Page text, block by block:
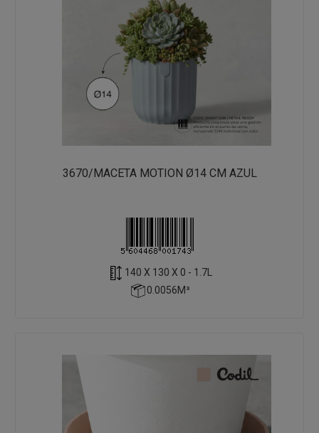
3670/MACETA MOTION Ø14 CM AZUL
140 X 130 X 0 - 1.7L
0.0056M³